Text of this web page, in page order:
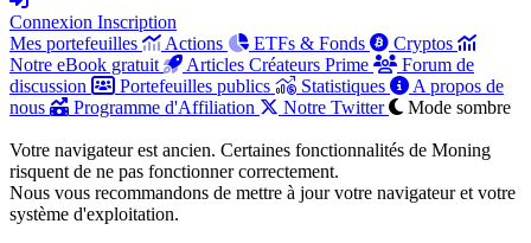
Connexion Inscription
Mes portefeuilles
Actions ETFs & Fonds
Cryptos
Notre eBook gratuit
Articles Créateurs Prime
Forum de
discussion
Portefeuilles publics Statistiques
A propos de
nous
Programme d'Affiliation Notre Twitter Mode sombre
Votre navigateur est ancien. Certaines fonctionnalités de Moning
risquent de ne pas fonctionner correctement.
Nous vous recommandons de mettre à jour votre navigateur et votre
système d'exploitation.